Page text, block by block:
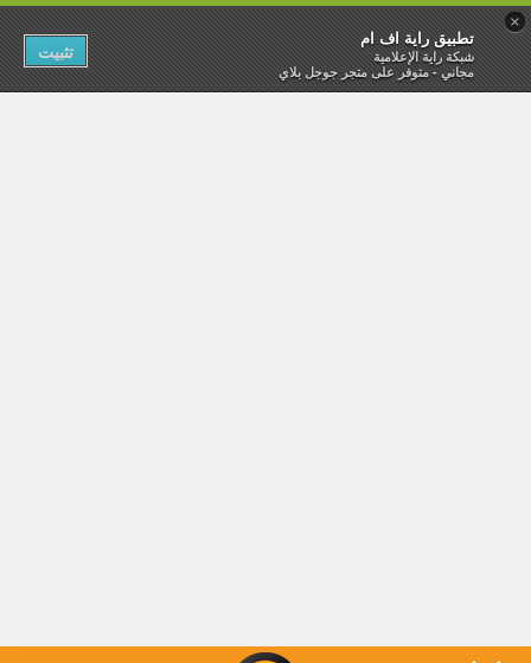
×
تطبيق راية اف ام
شبكة راية الإعلامية
مجاني - متوفر على متجر جوجل بلاي
تثبيت